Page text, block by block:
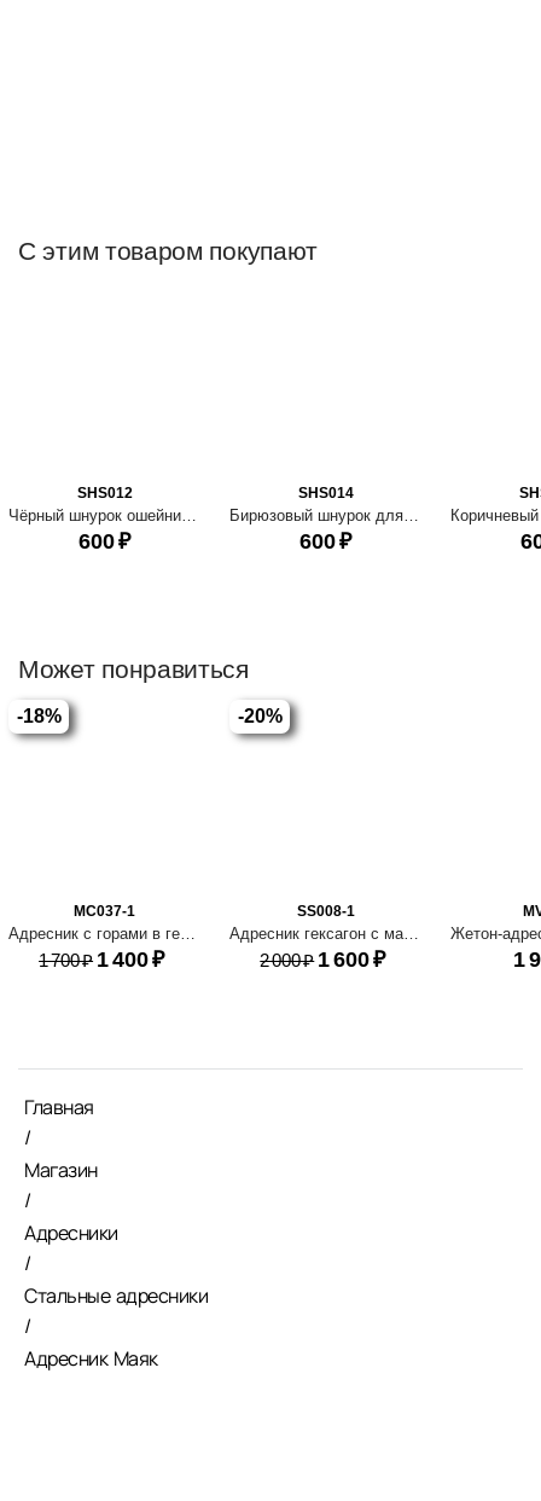
С этим товаром покупают
SHS012
Чёрный шнурок ошейник для ношения адресника
600₽
SHS014
Бирюзовый шнурок для адресника
600₽
Может понравиться
-18%
MC037-1
Адресник с горами в геометрическом стиле
1 700₽ 1 400₽
-20%
SS008-1
Адресник гексагон с маяком
2 000₽ 1 600₽ 1
Главная
/
Магазин
/
Адресники
/
Стальные адресники
/
Адресник Маяк